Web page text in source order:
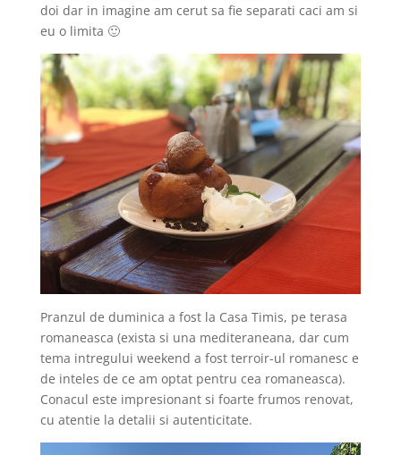
doi dar in imagine am cerut sa fie separati caci am si
eu o limita 🙂
Pranzul de duminica a fost la Casa Timis, pe terasa
romaneasca (exista si una mediteraneana, dar cum
tema intregului weekend a fost terroir-ul romanesc e
de inteles de ce am optat pentru cea romaneasca).
Conacul este impresionant si foarte frumos renovat,
cu atentie la detalii si autenticitate.